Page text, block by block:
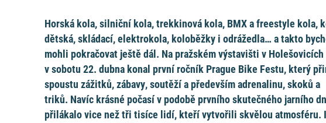
Horská kola, silniční kola, trekkinová kola, BMX a freestyle kola,
dětská, skládací, elektrokola, koloběžky i odrážedla… a takto
mohli pokračovat ještě dál. Na pražském výstavišti v Holešovicích
v sobotu 22. dubna konal první ročník Prague Bike Festu, který
spoustu zážitků, zábavy, soutěží a především adrenalinu, skoků a
triků. Navíc krásné počasí v podobě prvního skutečného jarního
přilákalo vice než tři tisíce lidí, kteří vytvořili skvělou atmosféru. I